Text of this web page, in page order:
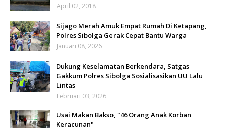
April 02, 2018
Sijago Merah Amuk Empat Rumah Di Ketapang,
Polres Sibolga Gerak Cepat Bantu Warga
Januari 08, 2026
Dukung Keselamatan Berkendara, Satgas
Gakkum Polres Sibolga Sosialisasikan UU Lalu
Lintas
Februari 03, 2026
Usai Makan Bakso, "46 Orang Anak Korban
Keracunan"